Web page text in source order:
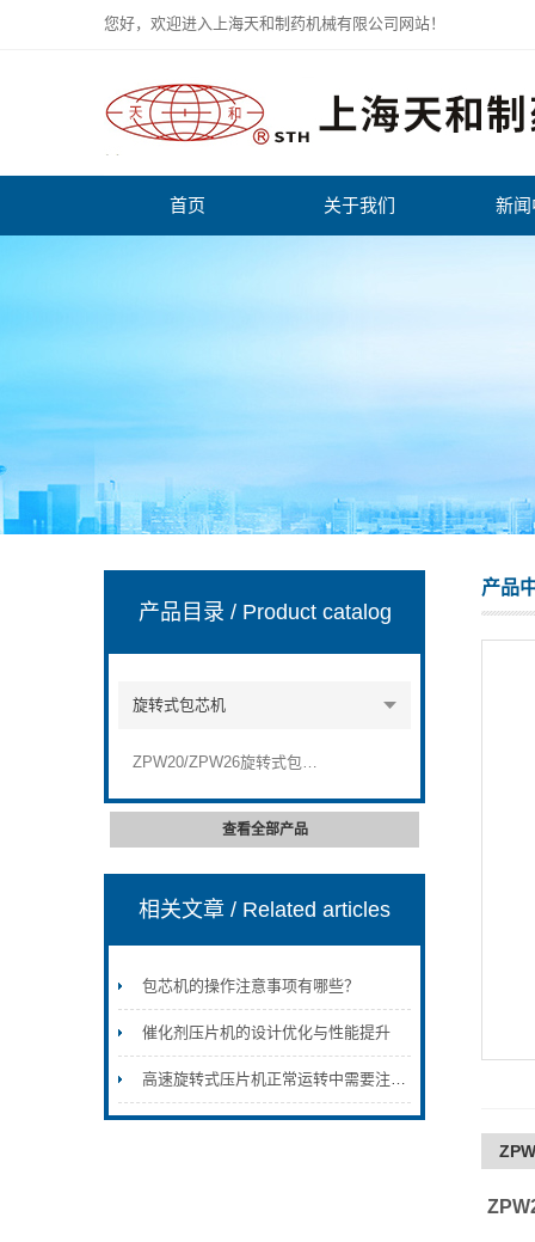
您好，欢迎进入上海天和制药机械有限公司网站！
首页 关于我们 新
产品目录 / Product catalog
旋转式包芯机
ZPW20/ZPW26旋转式包芯机
查看全部产品
相关文章/ Related articles
包芯机的操作注意事项有哪些？
催化剂压片机的设计优化与性能提升
高速旋转式压片机正常运转中需要注意什么
产品